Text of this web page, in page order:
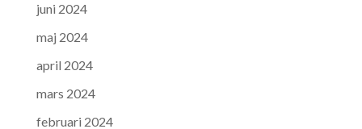
juni 2024
maj 2024
april 2024
mars 2024
februari 2024